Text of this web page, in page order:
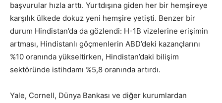
başvurular hızla arttı. Yurtdışına giden her bir hemşireye
karşılık ülkede dokuz yeni hemşire yetişti. Benzer bir
durum Hindistan’da da gözlendi: H-1B vizelerine erişimin
artması, Hindistanlı göçmenlerin ABD’deki kazançlarını
%10 oranında yükseltirken, Hindistan’daki bilişim
sektöründe istihdamı %5,8 oranında artırdı.
Yale, Cornell, Dünya Bankası ve diğer kurumlardan